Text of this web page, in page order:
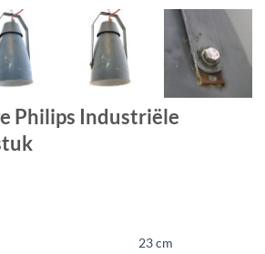
Philips Industriële
23 cm